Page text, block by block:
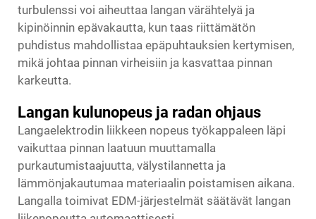
turbulenssi voi aiheuttaa langan värähtelyä ja
kipinöinnin epävakautta, kun taas riittämätön
puhdistus mahdollistaa epäpuhtauksien kertymisen,
mikä johtaa pinnan virheisiin ja kasvattaa pinnan
karkeutta.
Langan kulunopeus ja radan ohjaus
Langaelektrodin liikkeen nopeus työkappaleen läpi
vaikuttaa pinnan laatuun muuttamalla
purkautumistaajuutta, välystilannetta ja
lämmönjakautumaa materiaalin poistamisen aikana.
Langalla toimivat EDM-järjestelmät säätävät langan